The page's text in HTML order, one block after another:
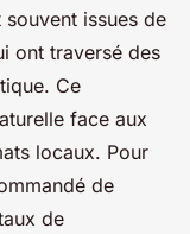
issues de
ont traversé des
Ce
face aux
locaux. Pour
de
de